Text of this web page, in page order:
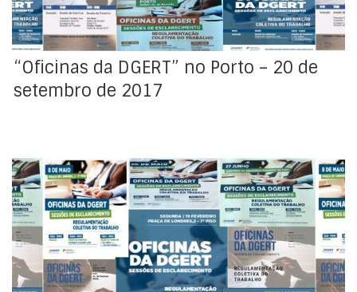
“Oficinas da DGERT” no Porto – 20 de
setembro de 2017
No âmbito do plano de atividades da DGERT para 2017,
cuja execução segue a bom ritmo, realizou-se no
passado dia 27 de junho mais uma sessão das
“Oficinas da DGERT”, desta vez, no Auditório da